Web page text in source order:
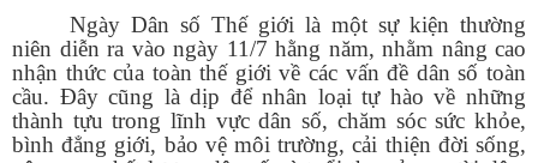
Ngày Dân số Thế giới là một sự kiện thường
niên diễn ra vào ngày 11/7 hằng năm, nhằm nâng cao
nhận thức của toàn thế giới về các vấn đề dân số toàn
cầu. Đây cũng là dịp để nhân loại tự hào về những
thành tựu trong lĩnh vực dân số, chăm sóc sức khỏe,
bình đẳng giới, bảo vệ môi trường, cải thiện đời sống,